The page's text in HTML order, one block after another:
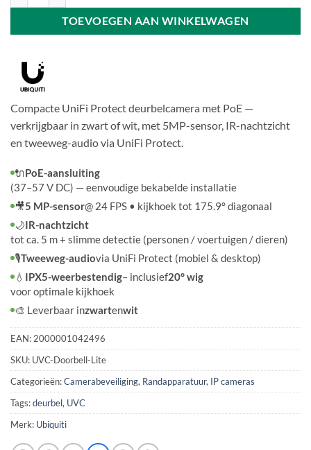
TOEVOEGEN AAN WINKELWAGEN
Compacte UniFi Protect deurbelcamera met PoE —
verkrijgbaar in zwart of wit, met 5MP-sensor, IR-nachtzicht
en tweeweg-audio via UniFi Protect.
🔌PoE-aansluiting
(37–57 V DC) — eenvoudige bekabelde installatie
🎥5 MP-sensor@ 24 FPS • kijkhoek tot 175.9° diagonaal
🌙IR-nachtzicht
tot ca. 5 m + slimme detectie (personen / voertuigen / dieren)
🎙️Tweeweg-audiovia UniFi Protect (mobiel & desktop)
💧 IPX5-weerbestendig– inclusief20° wig
voor optimale kijkhoek
🎨 Leverbaar inzwartenwit
EAN: 2000001042496
SKU: UVC-Doorbell-Lite
Categorieën:Camerabeveiliging, Randapparatuur, IP cameras
Tags:deurbel, UVC
Merk: Ubiquiti